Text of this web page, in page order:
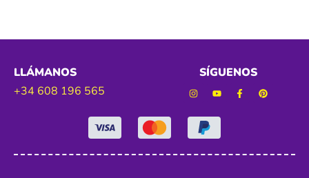
LLÁMANOS
+34 608 196 565
SÍGUENOS